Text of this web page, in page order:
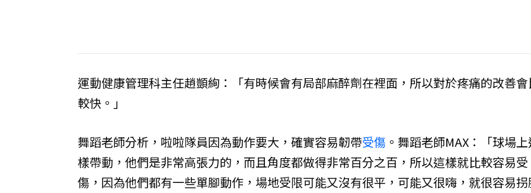
運動健康管理科主任趙顗絢：「有時候會有局部麻醉劑在裡面，所以對於疼痛的改善
較快。」
舞蹈老師分析，啦啦隊員因為動作要大，確實容易韌帶受傷 。舞蹈老師MAX：「球場
樣帶動，他們是非常高張力的，而且角度都做得非常百分之百，所以這樣就比較容易受
傷，因為他們都有一些單腳動作，場地受限可能又沒有很平，可能又很嗨，就很容易